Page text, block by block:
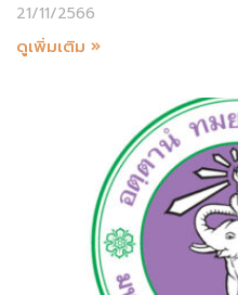
21/11/2566
ดูเพิ่มเติม »